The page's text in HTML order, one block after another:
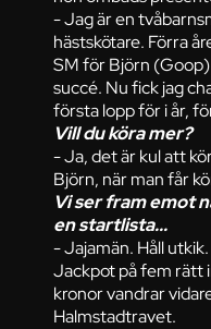
- Jag är en
hästskötare. Förra
SM för Björn
succé. Nu fick jag
första lopp för i år,
Vill du köra mer?
- Ja, det är kul att
Björn, när man får
Vi ser fram emot
en startlista...
- Jajamän. Håll utkik.
Jackpot på fem rätt
kronor vandrar
Halmstadtravet.